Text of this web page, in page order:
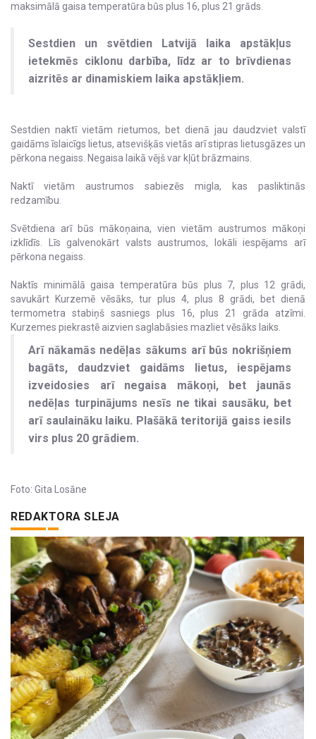
maksimālā gaisa temperatūra būs plus 16, plus 21 grāds.
Sestdien un svētdien Latvijā laika apstākļus
ietekmēs ciklonu darbība, līdz ar to brīvdienas
aizritēs ar dinamiskiem laika apstākļiem.
Sestdien naktī vietām rietumos, bet dienā jau daudzviet valstī
gaidāms īslaicīgs lietus, atsevišķās vietās arī stipras lietusgāzes un
pērkona negaiss. Negaisa laikā vējš var kļūt brāzmains.
Naktī vietām austrumos sabiezēs migla, kas pasliktinās
redzamību.
Svētdiena arī būs mākoņaina, vien vietām austrumos mākoņi
izklīdīs. Līs galvenokārt valsts austrumos, lokāli iespējams arī
pērkona negaiss.
Naktīs minimālā gaisa temperatūra būs plus 7, plus 12 grādi,
savukārt Kurzemē vēsāks, tur plus 4, plus 8 grādi, bet dienā
termometra stabiņš sasniegs plus 16, plus 21 grāda atzīmi.
Kurzemes piekrastē aizvien saglabāsies mazliet vēsāks laiks.
Arī nākamās nedēļas sākums arī būs nokrišņiem
bagāts, daudzviet gaidāms lietus, iespējams
izveidosies arī negaisa mākoņi, bet jaunās
nedēļas turpinājums nesīs ne tikai sausāku, bet
arī saulaināku laiku. Plašākā teritorijā gaiss iesils
virs plus 20 grādiem.
Foto: Gita Losāne
REDAKTORA SLEJA